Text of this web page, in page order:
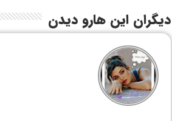
دیگران این هارو دیدن